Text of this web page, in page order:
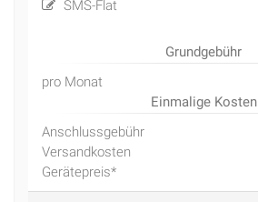
SMS-Flat
Grundgebühr
pro Monat
Einmalige Kosten
Anschlussgebühr
Versandkosten
Gerätepreis*